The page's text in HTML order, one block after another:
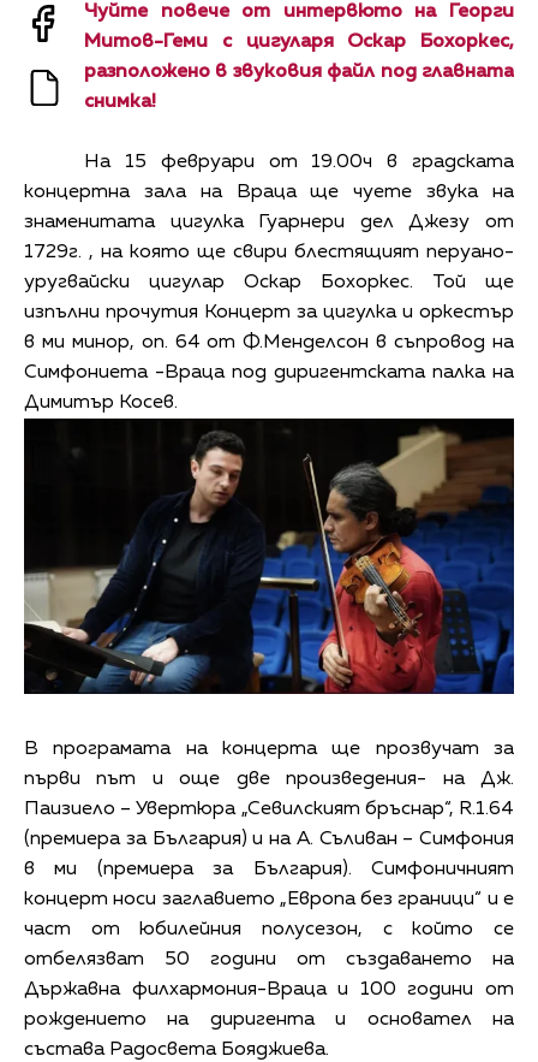
Чуйте повече от интервюто на Георги
Митов-Геми с цигуларя Оскар Бохоркес,
разположено в звуковия файл под главната
снимка!
На 15 февруари от 19.00ч в градската
концертна зала на Враца ще чуете звука на
знаменитата цигулка Гуарнери дел Джезу от
1729г. , на която ще свири блестящият перуано-
уругвайски цигулар Оскар Бохоркес. Той ще
изпълни прочутия Концерт за цигулка и оркестър
в ми минор, оп. 64 от Ф.Менделсон в съпровод на
Симфониета -Враца под диригентската палка на
Димитър Косев.
В програмата на концерта ще прозвучат за
първи път и още две произведения- на Дж.
Паизиело – Увертюра „Севилският бръснар“, R.1.64
(премиера за България) и на А. Съливан – Симфония
в ми (премиера за България). Симфоничният
концерт носи заглавието „Европа без граници“ и е
част от юбилейния полусезон, с който се
отбелязват 50 години от създаването на
Държавна филхармония-Враца и 100 години от
рождението на диригента и основател на
състава Радосвета Бояджиева.